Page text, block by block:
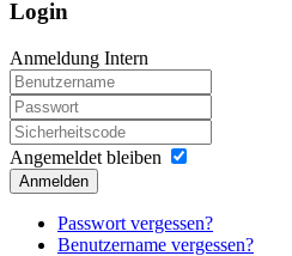
Login
Anmeldung Intern
Angemeldet bleiben
Anmelden
Passwort vergessen?
Benutzername vergessen?